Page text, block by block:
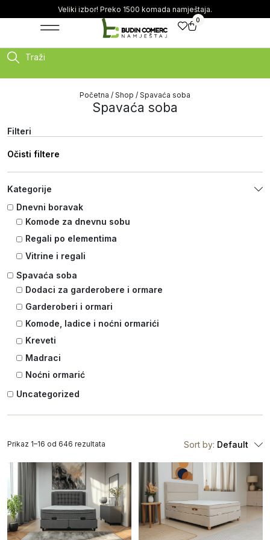
Veliki izbor! Preko 1500 komada namještaja.
0
Traži
Početna / Shop / Spavaća soba
Spavaća soba
Filteri
Očisti filtere
Kategorije
Dnevni boravak
Komode za dnevnu sobu
Regali po elementima
Vitrine i regali
Spavaća soba
Dodaci za garderobere i ormare
Garderoberi i ormari
Komode, ladice i noćni ormarići
Kreveti
Madraci
Noćni ormarić
Uncategorized
Sort by: Default
Prikaz 1–16 od 646 rezultata